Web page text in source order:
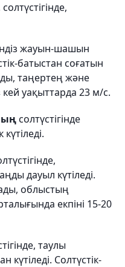
жауын-шашын
батыстан соғатын
таңертең және
кей уақыттарда 23 м/с.
солтүстігінде
дауыл күтіледі.
облыстың
екпіні 15-20
таулы
күтіледі. Солтүстік-